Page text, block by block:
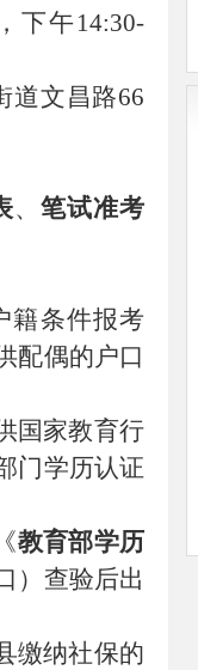
，下午14:30-
道文昌路66
、笔试准考
籍条件报考
配偶的户口
国家教育行
门学历认证
教育部学历
）查验后出
缴纳社保的